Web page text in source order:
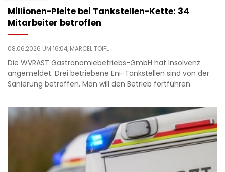
Millionen-Pleite bei Tankstellen-Kette: 34
Mitarbeiter betroffen
08.06.2026 UM 16:04, MARCEL TOIFL
Die WVRAST Gastronomiebetriebs-GmbH hat Insolvenz
angemeldet. Drei betriebene Eni-Tankstellen sind von der
Sanierung betroffen. Man will den Betrieb fortführen.